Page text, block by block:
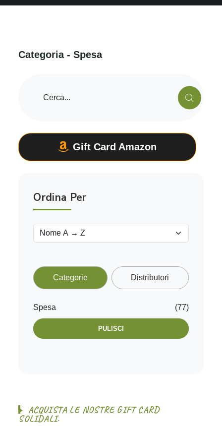
Categoria - Spesa
ACQUISTA LE NOSTRE GIFT CARD
SOLIDALI.
Gift Card Amazon
Ordina Per
Categorie Distributori
Spesa (77)
PULISCI